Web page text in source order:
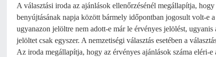
A választási iroda az ajánlások ellenőrzésénél megállapítja,
benyújtásának napja között bármely időpontban jogosult volt-e
ugyanazon jelöltre nem adott-e már le érvényes jelölést,
jelöltet csak egyszer. A nemzetiségi választás esetében a
Az iroda megállapítja, hogy az érvényes ajánlások száma eléri-